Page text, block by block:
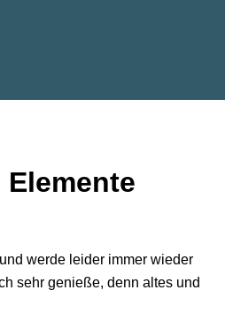
werde leider immer wieder
sehr genieße, denn altes und